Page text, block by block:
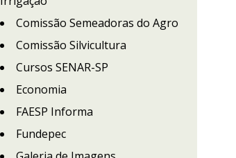
Comissão Semeadoras do Agro
Comissão Silvicultura
Cursos SENAR-SP
Economia
FAESP Informa
Fundepec